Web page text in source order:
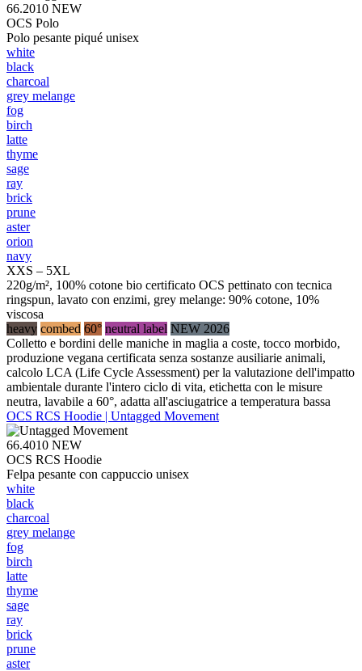
66.2010 NEW
OCS Polo
Polo pesante piqué unisex
white
black
charcoal
grey melange
fog
birch
latte
thyme
sage
ray
brick
prune
aster
orion
navy
XXS – 5XL
220g/m², 100% cotone bio certificato OCS pettinato con tecnica
ringspun, lavato con enzimi, grey melange: 90% cotone, 10%
viscosa
heavy combed 60° neutral label NEW 2026
Colletto e bordini delle maniche in maglia a coste, tocco morbido,
produzione vegana certificata senza sostanze ausiliarie animali,
calcolo LCA (Life Cycle Assessment) per la valutazione dell'impatto
ambientale durante l'intero ciclo di vita, etichetta con le misure
neutra, lavabile a 60°, adatta all'asciugatrice a temperatura bassa
OCS RCS Hoodie | Untagged Movement
66.4010 NEW
OCS RCS Hoodie
Felpa pesante con cappuccio unisex
white
black
charcoal
grey melange
fog
birch
latte
thyme
sage
ray
brick
prune
aster